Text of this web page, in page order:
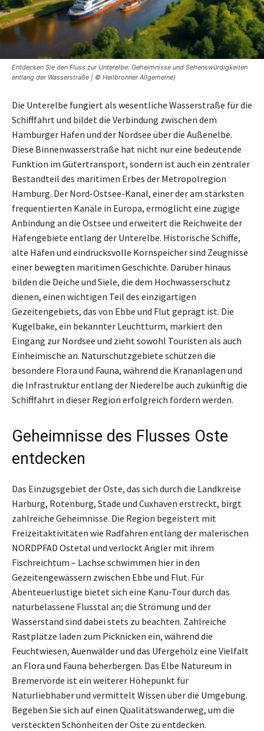
Entdecken Sie den Fluss zur Unterelbe: Geheimnisse und Sehenswürdigkeiten
entlang der Wasserstraße | © Heilbronner Allgemeine)
Die Unterelbe fungiert als wesentliche Wasserstraße für die
Schifffahrt und bildet die Verbindung zwischen dem
Hamburger Hafen und der Nordsee über die Außenelbe.
Diese Binnenwasserstraße hat nicht nur eine bedeutende
Funktion im Gütertransport, sondern ist auch ein zentraler
Bestandteil des maritimen Erbes der Metropolregion
Hamburg. Der Nord-Ostsee-Kanal, einer der am stärksten
frequentierten Kanäle in Europa, ermöglicht eine zügige
Anbindung an die Ostsee und erweitert die Reichweite der
Hafengebiete entlang der Unterelbe. Historische Schiffe,
alte Häfen und eindrucksvolle Kornspeicher sind Zeugnisse
einer bewegten maritimen Geschichte. Darüber hinaus
bilden die Deiche und Siele, die dem Hochwasserschutz
dienen, einen wichtigen Teil des einzigartigen
Gezeitengebiets, das von Ebbe und Flut geprägt ist. Die
Kugelbake, ein bekannter Leuchtturm, markiert den
Eingang zur Nordsee und zieht sowohl Touristen als auch
Einheimische an. Naturschutzgebiete schützen die
besondere Flora und Fauna, während die Krananlagen und
die Infrastruktur entlang der Niederelbe auch zukünftig die
Schifffahrt in dieser Region erfolgreich fördern werden.
Geheimnisse des Flusses Oste
entdecken
Das Einzugsgebiet der Oste, das sich durch die Landkreise
Harburg, Rotenburg, Stade und Cuxhaven erstreckt, birgt
zahlreiche Geheimnisse. Die Region begeistert mit
Freizeitaktivitäten wie Radfahren entlang der malerischen
NORDPFAD Ostetal und verlockt Angler mit ihrem
Fischreichtum – Lachse schwimmen hier in den
Gezeitengewässern zwischen Ebbe und Flut. Für
Abenteuerlustige bietet sich eine Kanu-Tour durch das
naturbelassene Flusstal an; die Strömung und der
Wasserstand sind dabei stets zu beachten. Zahlreiche
Rastplätze laden zum Picknicken ein, während die
Feuchtwiesen, Auenwälder und das Ufergehölz eine Vielfalt
an Flora und Fauna beherbergen. Das Elbe Natureum in
Bremervörde ist ein weiterer Höhepunkt für
Naturliebhaber und vermittelt Wissen über die Umgebung.
Begeben Sie sich auf einen Qualitätswanderweg, um die
versteckten Schönheiten der Oste zu entdecken.